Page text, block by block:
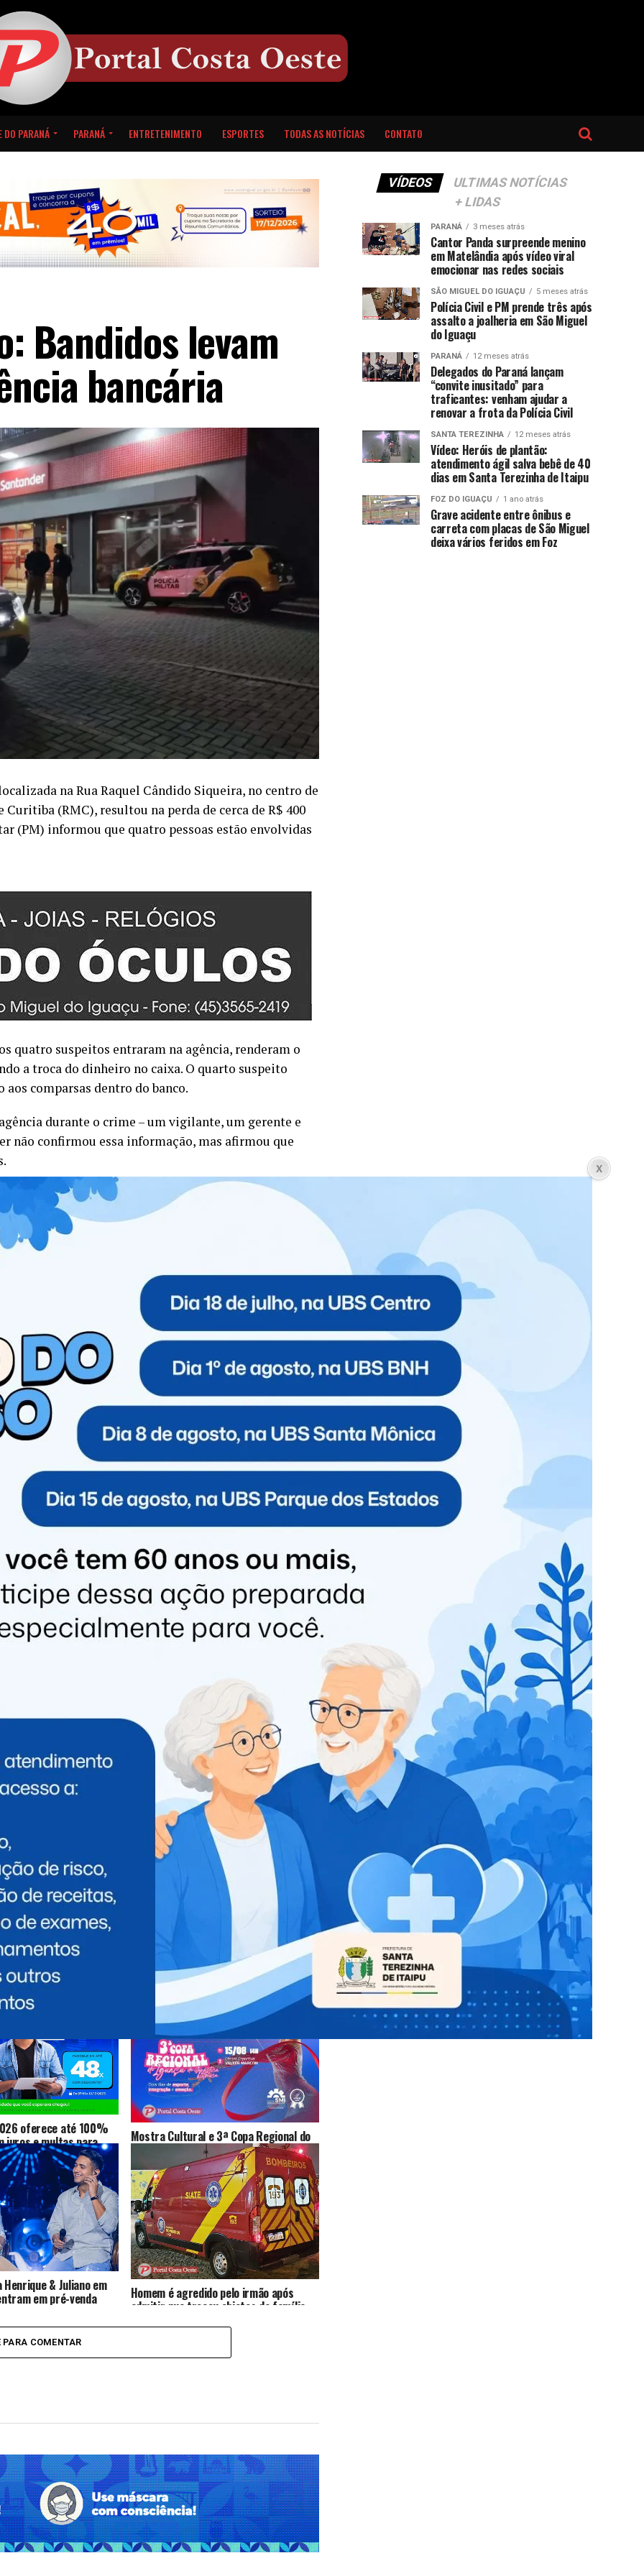
DO PARANÁ PARANÁ ENTRETENIMENTO ESPORTES TODAS AS NOTÍCIAS CONTATO
Bandidos levam
bancária
na Rua Raquel Cândido Siqueira, no centro de
(RMC), resultou na perda de cerca de R$ 400
(PM) informou que quatro pessoas estão envolvidas
quatro suspeitos entraram na agência, renderam o
a troca do dinheiro no caixa. O quarto suspeito
comparsas dentro do banco.
durante o crime – um vigilante, um gerente e
não confirmou essa informação, mas afirmou que
Palio cinza, modelo 2000, abandonado. Dentro do
Um celular, pertencente a um dos funcionários vítimas
como agir dentro da agência. “Tudo indica que sim”,
metropolitana. Ninguém ficou ferido durante o
mal devido ao estresse do incidente.
de que uma caminhonete Dodge Ram, com
Sul. No entanto, ainda não há confirmação de que este
o caso.
Tragédia: Ônibus despenca de barranco e
deixa um morto e quatro feridos no
Paraná
GOSTAR
oferece até 100%
juros e multas para
dívidas
Mostra Cultural e 3ª Copa Regional do
Iguaçu de Ginástica Rítmica serão
realizadas em São Miguel do Iguaçu
& Juliano em
em pré-venda Homem é agredido pelo irmão após
admitir que trocou objetos da família
PARA COMENTAR
VÍDEOS
ULTIMAS NOTÍCIAS
+ LIDAS
PARANÁ 3 meses atrás
Cantor Panda surpreende menino
em Matelândia após vídeo viral
emocionar nas redes sociais
SÃO MIGUEL DO IGUAÇU 5 meses atrás
Polícia Civil e PM prende três após
assalto a joalheria em São Miguel
do Iguaçu
PARANÁ 12 meses atrás
Delegados do Paraná lançam
“convite inusitado” para
traficantes: venham ajudar a
renovar a frota da Polícia Civil
SANTA TEREZINHA 12 meses atrás
Vídeo: Heróis de plantão:
atendimento ágil salva bebê de 40
dias em Santa Terezinha de Itaipu
FOZ DO IGUAÇU 1 ano atrás
Grave acidente entre ônibus e
carreta com placas de São Miguel
deixa vários feridos em Foz